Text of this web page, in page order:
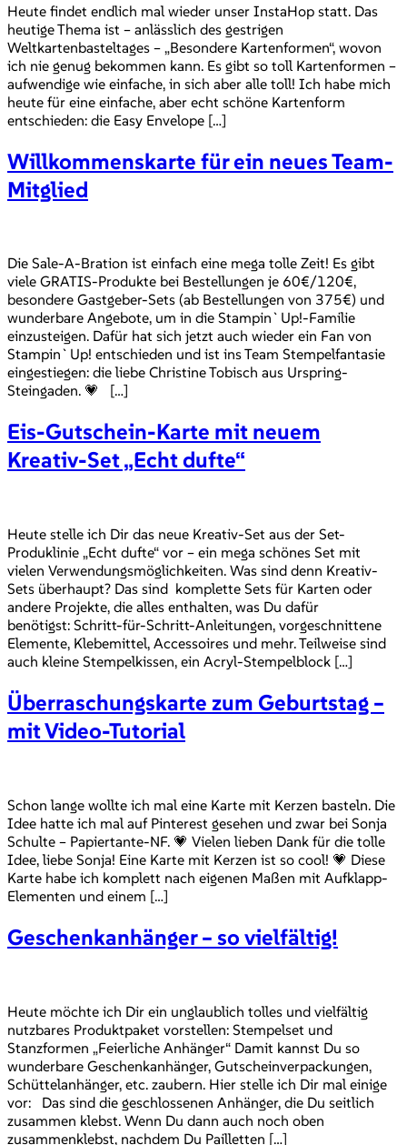
Heute findet endlich mal wieder unser InstaHop statt. Das
heutige Thema ist – anlässlich des gestrigen
Weltkartenbasteltages – „Besondere Kartenformen“, wovon
ich nie genug bekommen kann. Es gibt so toll Kartenformen –
aufwendige wie einfache, in sich aber alle toll! Ich habe mich
heute für eine einfache, aber echt schöne Kartenform
entschieden: die Easy Envelope […]
Willkommenskarte für ein neues Team-
Mitglied
Die Sale-A-Bration ist einfach eine mega tolle Zeit! Es gibt
viele GRATIS-Produkte bei Bestellungen je 60€/120€,
besondere Gastgeber-Sets (ab Bestellungen von 375€) und
wunderbare Angebote, um in die Stampin`Up!-Familie
einzusteigen. Dafür hat sich jetzt auch wieder ein Fan von
Stampin`Up! entschieden und ist ins Team Stempelfantasie
eingestiegen: die liebe Christine Tobisch aus Urspring-
Steingaden. 💗 […]
Eis-Gutschein-Karte mit neuem
Kreativ-Set „Echt dufte“
Heute stelle ich Dir das neue Kreativ-Set aus der Set-
Produklinie „Echt dufte“ vor – ein mega schönes Set mit
vielen Verwendungsmöglichkeiten. Was sind denn Kreativ-
Sets überhaupt? Das sind komplette Sets für Karten oder
andere Projekte, die alles enthalten, was Du dafür
benötigst: Schritt-für-Schritt-Anleitungen, vorgeschnittene
Elemente, Klebemittel, Accessoires und mehr. Teilweise sind
auch kleine Stempelkissen, ein Acryl-Stempelblock […]
Überraschungskarte zum Geburtstag –
mit Video-Tutorial
Schon lange wollte ich mal eine Karte mit Kerzen basteln. Die
Idee hatte ich mal auf Pinterest gesehen und zwar bei Sonja
Schulte – Papiertante-NF. 💗 Vielen lieben Dank für die tolle
Idee, liebe Sonja! Eine Karte mit Kerzen ist so cool! 💗 Diese
Karte habe ich komplett nach eigenen Maßen mit Aufklapp-
Elementen und einem […]
Geschenkanhänger – so vielfältig!
Heute möchte ich Dir ein unglaublich tolles und vielfältig
nutzbares Produktpaket vorstellen: Stempelset und
Stanzformen „Feierliche Anhänger“ Damit kannst Du so
wunderbare Geschenkanhänger, Gutscheinverpackungen,
Schüttelanhänger, etc. zaubern. Hier stelle ich Dir mal einige
vor: Das sind die geschlossenen Anhänger, die Du seitlich
zusammen klebst. Wenn Du dann auch noch oben
zusammenklebst, nachdem Du Pailletten […]